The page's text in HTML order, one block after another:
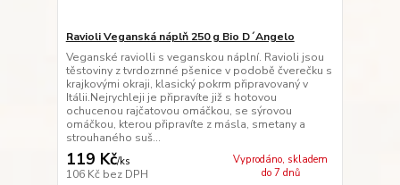
Ravioli Veganská náplň 250 g Bio D´Angelo
Veganské raviolli s veganskou náplní. Ravioli jsou
těstoviny z tvrdozrnné pšenice v podobě čverečku s
krajkovými okraji, klasický pokrm připravovaný v
Itálii.Nejrychleji je připravíte již s hotovou
ochucenou rajčatovou omáčkou, se sýrovou
omáčkou, kterou připravíte z másla, smetany a
strouhaného suš...
119 Kč/ks
106 Kč bez DPH
Vyprodáno, skladem
do 7 dnů